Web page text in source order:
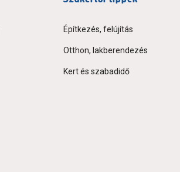
Építkezés, felújítás
Otthon, lakberendezés
Kert és szabadidő